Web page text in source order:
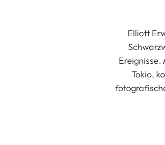
Elliott
Tokio,